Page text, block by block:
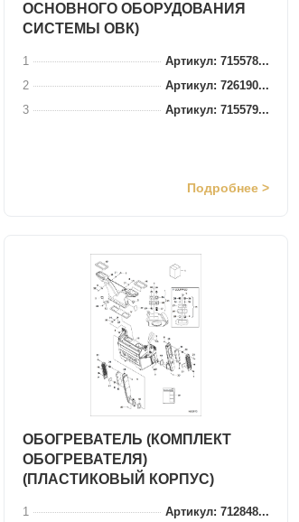
ОСНОВНОГО ОБОРУДОВАНИЯ
СИСТЕМЫ ОВК)
1
Артикул: 715578...
2
Артикул: 726190...
3
Артикул: 715579...
Подробнее >
ОБОГРЕВАТЕЛЬ (КОМПЛЕКТ
ОБОГРЕВАТЕЛЯ)
(ПЛАСТИКОВЫЙ КОРПУС)
1
Артикул: 712848...